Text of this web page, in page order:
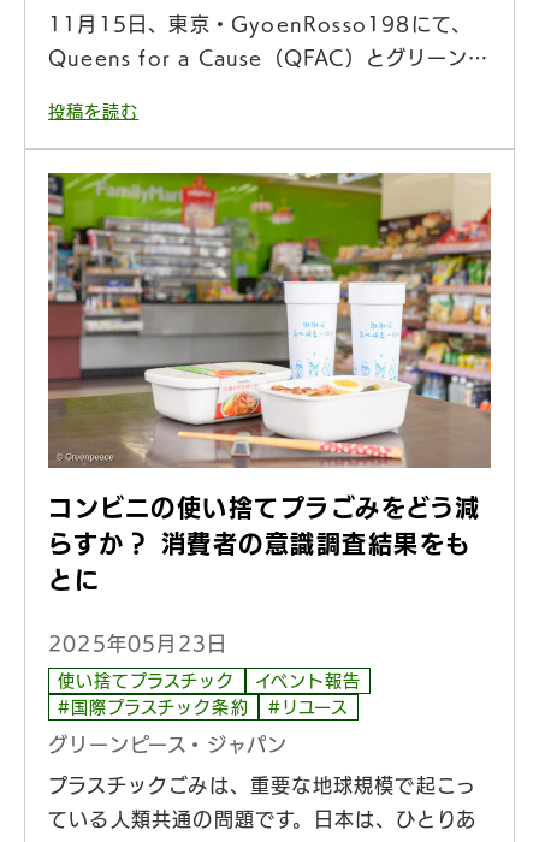
11月15日、東京・GyoenRosso198にて、
Queens for a Cause（QFAC）とグリーン…
投稿を読む
コンビニの使い捨てプラごみをどう減
らすか？ 消費者の意識調査結果をも
とに
2025年05月23日
使い捨てプラスチック
イベント報告
#国際プラスチック条約
#リユース
グリーンピース・ジャパン
プラスチックごみは、重要な地球規模で起こっ
ている人類共通の問題です。日本は、ひとりあ